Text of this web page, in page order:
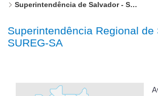
Superintendência de Salvador - SUREG/SA
Superintendência Regional de
SUREG-SA